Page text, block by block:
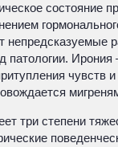
состояние
непредсказуемые
патологии.
чувств
три степени